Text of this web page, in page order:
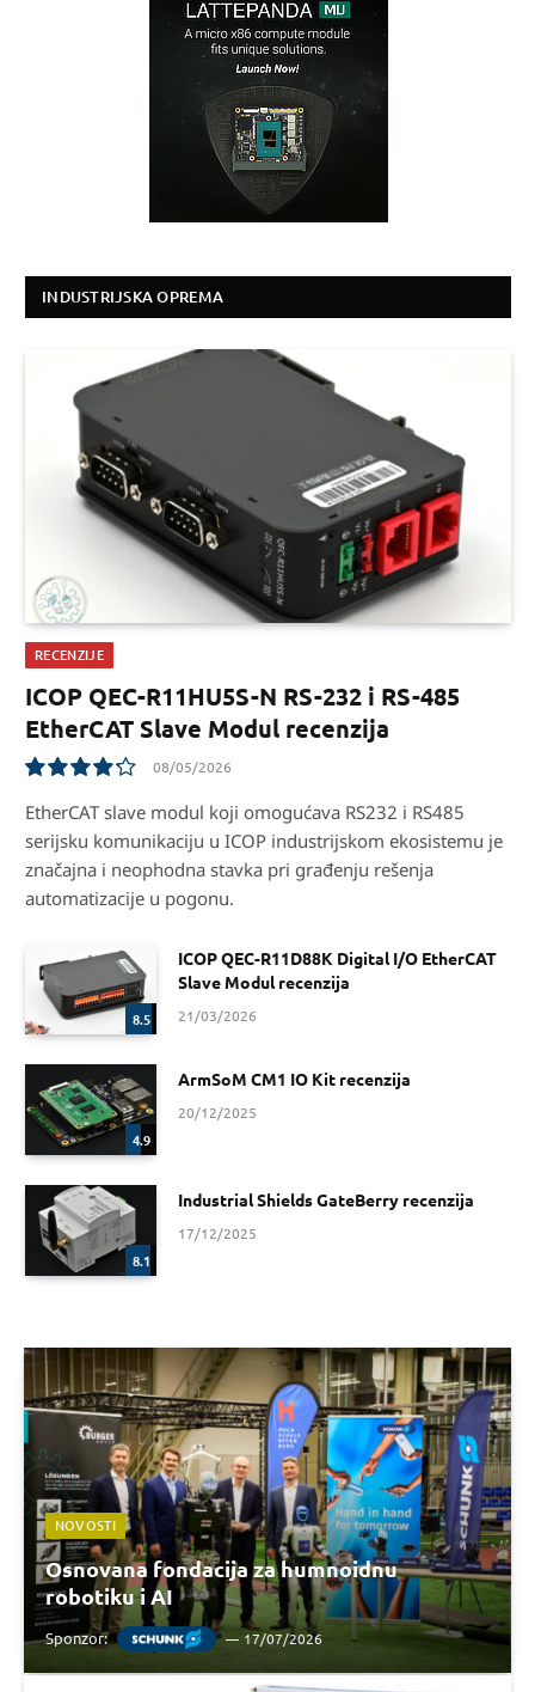
INDUSTRIJSKA OPREMA
RECENZIJE
ICOP QEC-R11HU5S-N RS-232 i RS-485
EtherCAT Slave Modul recenzija
8.5
08/05/2026
EtherCAT slave modul koji omogućava RS232 i RS485
serijsku komunikaciju u ICOP industrijskom ekosistemu je
značajna i neophodna stavka pri građenju rešenja
automatizacije u pogonu.
8.5
ICOP QEC-R11D88K Digital I/O EtherCAT
Slave Modul recenzija
21/03/2026
4.9
ArmSoM CM1 IO Kit recenzija
20/12/2025
8.1
Industrial Shields GateBerry recenzija
17/12/2025
NOVOSTI
Osnovana fondacija za humnoidnu
robotiku i AI
Sponzor: 17/07/2026